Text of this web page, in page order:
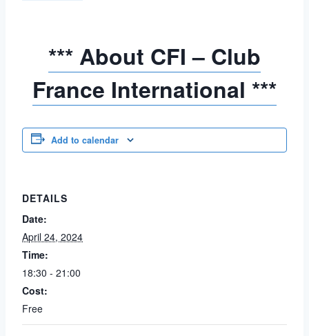
*** About CFI – Club
France International ***
Add to calendar
DETAILS
Date:
April 24, 2024
Time:
18:30 - 21:00
Cost:
Free